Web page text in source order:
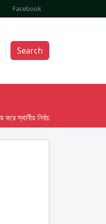
Facebook
Search
স্থানীয় নির্বাচনের তফসিল দেবে ইসি;